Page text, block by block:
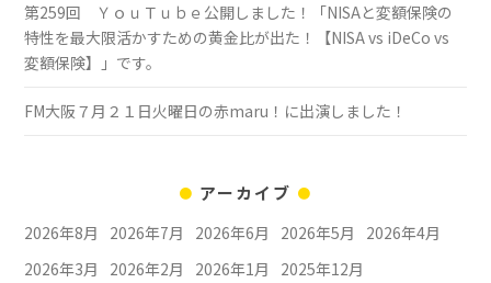
第259回 ＹｏｕＴｕｂｅ公開しました！「NISAと変額保険の
特性を最大限活かすための黄金比が出た！【NISA vs iDeCo vs
変額保険】」です。
FM大阪７月２１日火曜日の赤maru！に出演しました！
アーカイブ
2026年8月 2026年7月 2026年6月 2026年5月
2026年4月
2026年3月
2026年2月 2026年1月 2025年12月